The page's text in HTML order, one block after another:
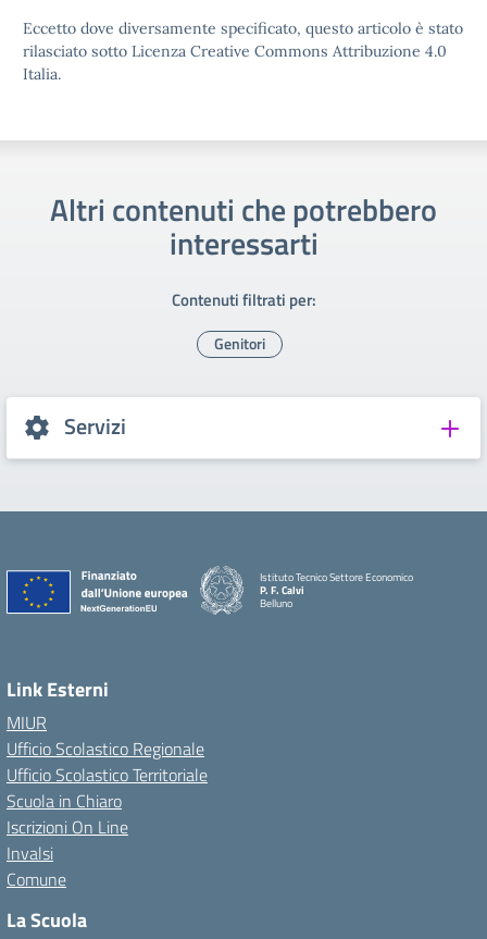
Eccetto dove diversamente specificato, questo articolo è stato
rilasciato sotto Licenza Creative Commons Attribuzione 4.0
Italia.
Altri contenuti che potrebbero
interessarti
Contenuti filtrati per:
Genitori
Servizi
Istituto Tecnico Settore Economico
P. F. Calvi
Belluno
Link Esterni
MIUR
Ufficio Scolastico Regionale
Ufficio Scolastico Territoriale
Scuola in Chiaro
Iscrizioni On Line
Invalsi
Comune
La Scuola